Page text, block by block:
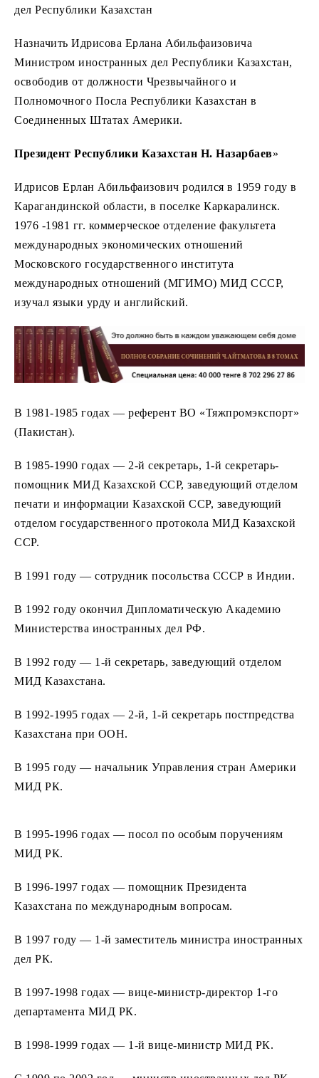
дел Республики Казахстан
Назначить Идрисова Ерлана Абильфаизовича
Министром иностранных дел Республики Казахстан,
освободив от должности Чрезвычайного и
Полномочного Посла Республики Казахстан в
Соединенных Штатах Америки.
Президент Республики Казахстан Н. Назарбаев»
Идрисов Ерлан Абильфаизович родился в 1959 году в
Карагандинской области, в поселке Каркаралинск.
1976 -1981 гг. коммерческое отделение факультета
международных экономических отношений
Московского государственного института
международных отношений (МГИМО) МИД СССР,
изучал языки урду и английский.
В 1981-1985 годах — референт ВО «Тяжпромэкспорт»
(Пакистан).
В 1985-1990 годах — 2-й секретарь, 1-й секретарь-
помощник МИД Казахской ССР, заведующий отделом
печати и информации Казахской ССР, заведующий
отделом государственного протокола МИД Казахской
ССР.
В 1991 году — сотрудник посольства СССР в Индии.
В 1992 году окончил Дипломатическую Академию
Министерства иностранных дел РФ.
В 1992 году — 1-й секретарь, заведующий отделом
МИД Казахстана.
В 1992-1995 годах — 2-й, 1-й секретарь постпредства
Казахстана при ООН.
В 1995 году — начальник Управления стран Америки
МИД РК.
В 1995-1996 годах — посол по особым поручениям
МИД РК.
В 1996-1997 годах — помощник Президента
Казахстана по международным вопросам.
В 1997 году — 1-й заместитель министра иностранных
дел РК.
В 1997-1998 годах — вице-министр-директор 1-го
департамента МИД РК.
В 1998-1999 годах — 1-й вице-министр МИД РК.